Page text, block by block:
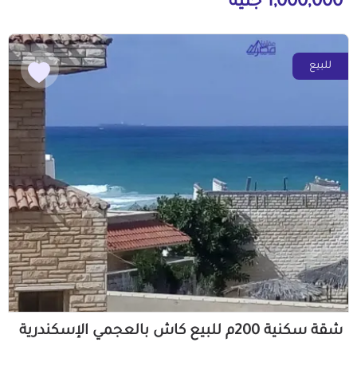
للبيع
شقة سكنية 200م للبيع كاش بالعجمي الإسكندرية